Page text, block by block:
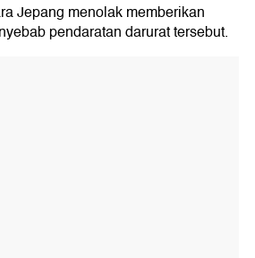
Jepang menolak memberikan
pendaratan darurat tersebut.